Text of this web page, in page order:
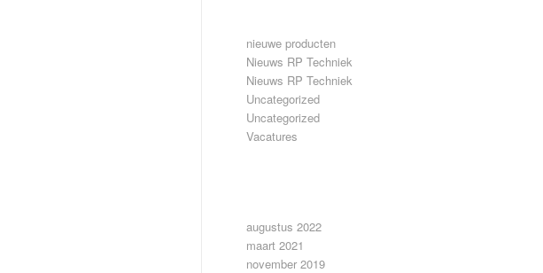
nieuwe producten
Nieuws RP Techniek
Nieuws RP Techniek
Uncategorized
Uncategorized
Vacatures
augustus 2022
maart 2021
november 2019